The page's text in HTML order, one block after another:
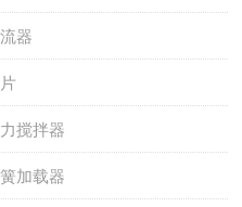
器
搅拌器
加载器